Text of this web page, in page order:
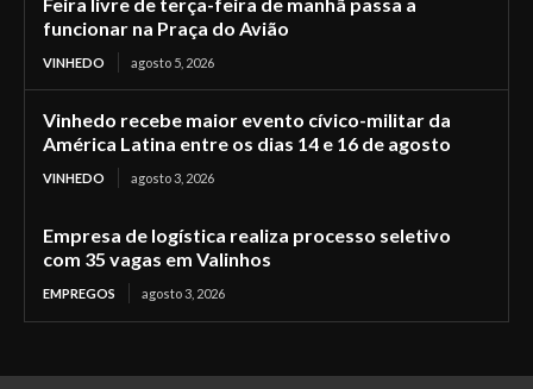
funcionar na Praça do Avião
VINHEDO agosto 5, 2026
Vinhedo recebe maior evento cívico-militar da
América Latina entre os dias 14 e 16 de agosto
VINHEDO agosto 3, 2026
Empresa de logística realiza processo seletivo
com 35 vagas em Valinhos
EMPREGOS agosto 3, 2026